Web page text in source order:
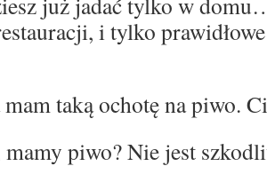
i tylko
mam taką ochotę na piwo.
piwo? Nie jest